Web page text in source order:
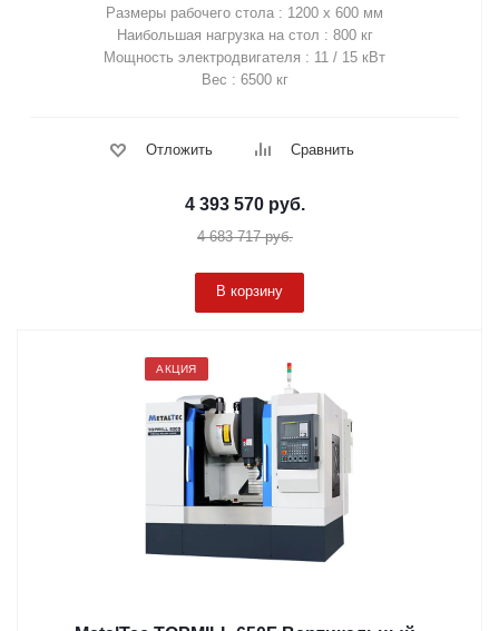
Размеры рабочего стола : 1200 х 600 мм
Наибольшая нагрузка на стол : 800 кг
Мощность электродвигателя : 11 / 15 кВт
Вес : 6500 кг
Отложить Сравнить
4 393 570 руб.
4 683 717руб.
В корзину
АКЦИЯ